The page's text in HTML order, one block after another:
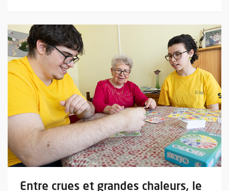
Entre crues et grandes chaleurs, le
En savoir plus sur l'actualité Entre crues et grandes chaleurs, le